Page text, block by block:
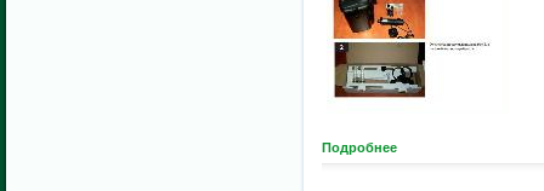
Подробнее